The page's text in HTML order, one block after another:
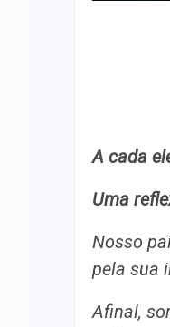
A cada
Uma
Nosso
pela sua
Afinal,